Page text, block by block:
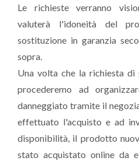
Le richieste verranno
valuterà l'idoneità del
sostituzione in garanzia
sopra.
Una volta che la richiesta di
procederemo ad
danneggiato tramite il
effettuato l'acquisto e ad
disponibilità, il prodotto
stato acquistato online da